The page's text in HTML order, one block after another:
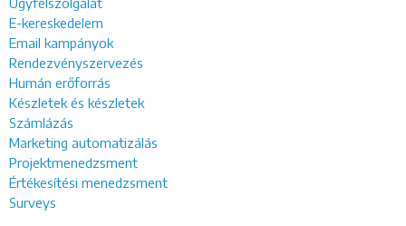
E-kereskedelem
Email kampányok
Rendezvényszervezés
Humán erőforrás
Készletek és készletek
Számlázás
Marketing automatizálás
Projektmenedzsment
Értékesítési menedzsment
Surveys